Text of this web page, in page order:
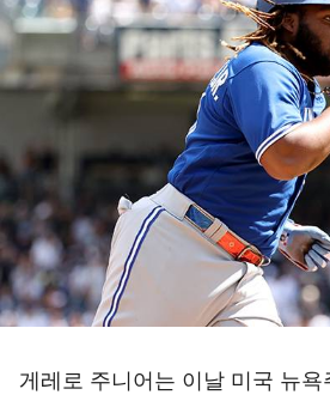
게레로 주니어는 이날 미국 뉴